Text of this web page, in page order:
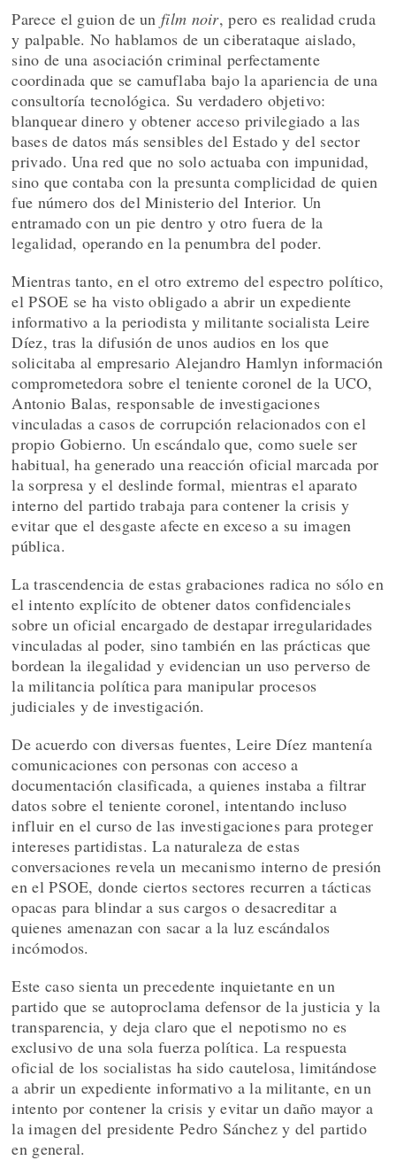
Parece el guion de unfilm noir, pero es realidad cruda
y palpable. No hablamos de un ciberataque aislado,
sino de una asociación criminal perfectamente
coordinada que se camuflaba bajo la apariencia de una
consultoría tecnológica. Su verdadero objetivo:
blanquear dinero y obtener acceso privilegiado a las
bases de datos más sensibles del Estado y del sector
privado. Una red que no solo actuaba con impunidad,
sino que contaba con la presunta complicidad de quien
fue número dos del Ministerio del Interior. Un
entramado con un pie dentro y otro fuera de la
legalidad, operando en la penumbra del poder.
Mientras tanto, en el otro extremo del espectro político,
el PSOE se ha visto obligado a abrir un expediente
informativo a la periodista y militante socialista Leire
Díez, tras la difusión de unos audios en los que
solicitaba al empresario Alejandro Hamlyn información
comprometedora sobre el teniente coronel de la UCO,
Antonio Balas, responsable de investigaciones
vinculadas a casos de corrupción relacionados con el
propio Gobierno. Un escándalo que, como suele ser
habitual, ha generado una reacción oficial marcada por
la sorpresa y el deslinde formal, mientras el aparato
interno del partido trabaja para contener la crisis y
evitar que el desgaste afecte en exceso a su imagen
pública.
La trascendencia de estas grabaciones radica no sólo en
el intento explícito de obtener datos confidenciales
sobre un oficial encargado de destapar irregularidades
vinculadas al poder, sino también en las prácticas que
bordean la ilegalidad y evidencian un uso perverso de
la militancia política para manipular procesos
judiciales y de investigación.
De acuerdo con diversas fuentes, Leire Díez mantenía
comunicaciones con personas con acceso a
documentación clasificada, a quienes instaba a filtrar
datos sobre el teniente coronel, intentando incluso
influir en el curso de las investigaciones para proteger
intereses partidistas. La naturaleza de estas
conversaciones revela un mecanismo interno de presión
en el PSOE, donde ciertos sectores recurren a tácticas
opacas para blindar a sus cargos o desacreditar a
quienes amenazan con sacar a la luz escándalos
incómodos.
Este caso sienta un precedente inquietante en un
partido que se autoproclama defensor de la justicia y la
transparencia, y deja claro que el nepotismo no es
exclusivo de una sola fuerza política. La respuesta
oficial de los socialistas ha sido cautelosa, limitándose
a abrir un expediente informativo a la militante, en un
intento por contener la crisis y evitar un daño mayor a
la imagen del presidente Pedro Sánchez y del partido
en general.